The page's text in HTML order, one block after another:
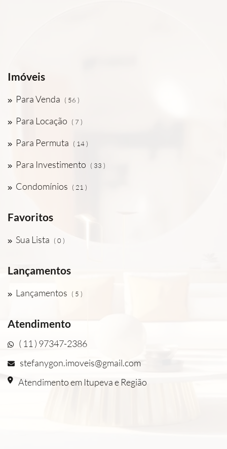
Imóveis
Para Venda ( 56 )
Para Locação ( 7 )
Para Permuta ( 14 )
Para Investimento ( 33 )
Condomínios ( 21 )
Favoritos
Sua Lista ( 0 )
Lançamentos
Lançamentos ( 5 )
Atendimento
( 11 ) 97347-2386
stefanygon.imoveis@gmail.com
Atendimento em Itupeva e Região